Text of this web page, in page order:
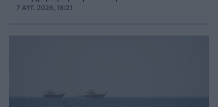
7 ΑΥΓ. 2026, 18:21